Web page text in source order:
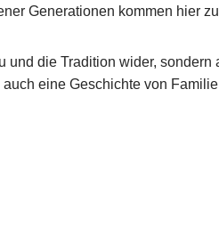
Generationen kommen hier
die Tradition wider,
eine Geschichte von